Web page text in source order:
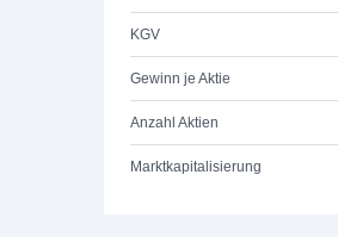
KGV
Gewinn je Aktie
Anzahl Aktien
Marktkapitalisierung